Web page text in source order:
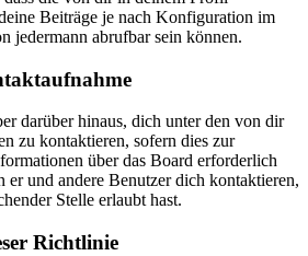
Beiträge je nach Konfiguration im
jedermann abrufbar sein können.
darüber hinaus, dich unter den von dir
zu kontaktieren, sofern dies zur
über das Board erforderlich
er und andere Benutzer dich kontaktieren,
Stelle erlaubt hast.
Richtlinie